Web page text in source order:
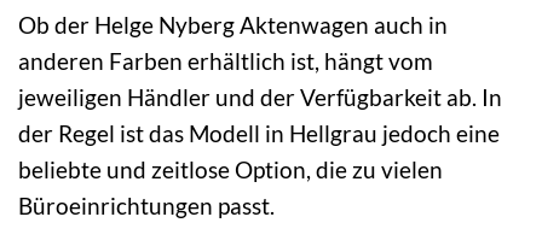
Ob der Helge Nyberg Aktenwagen auch in
anderen Farben erhältlich ist, hängt vom
jeweiligen Händler und der Verfügbarkeit ab. In
der Regel ist das Modell in Hellgrau jedoch eine
beliebte und zeitlose Option, die zu vielen
Büroeinrichtungen passt.